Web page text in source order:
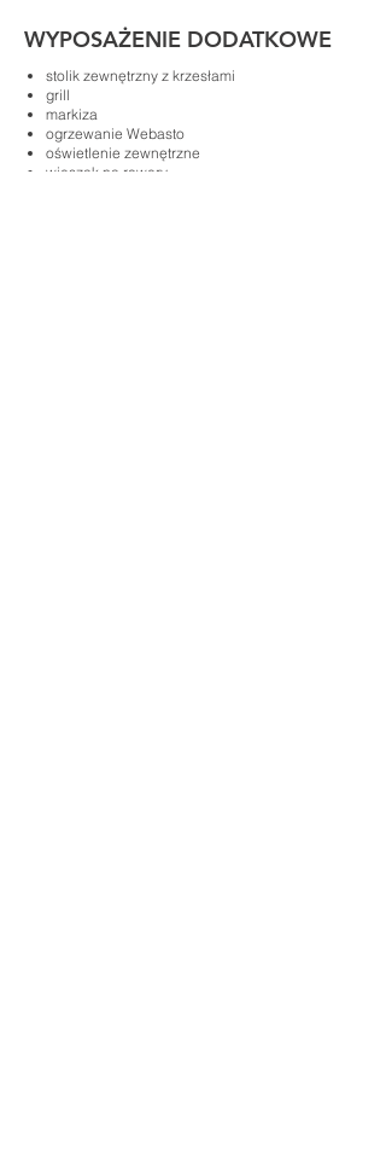
WYPOSAŻENIE DODATKOWE
stolik zewnętrzny z krzesłami
grill
markiza
ogrzewanie Webasto
oświetlenie zewnętrzne
wieszak na rowery